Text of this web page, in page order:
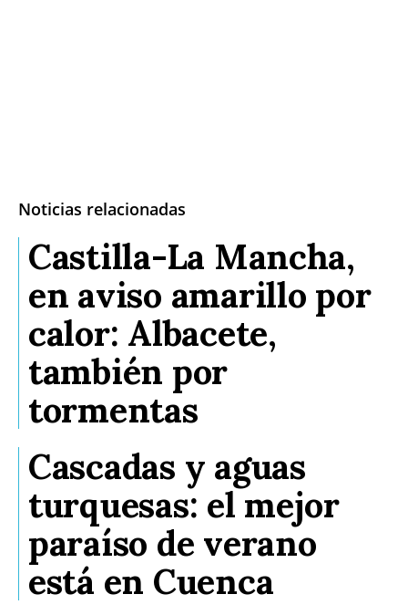
Noticias relacionadas
Castilla-La Mancha,
en aviso amarillo por
calor: Albacete,
también por
tormentas
Cascadas y aguas
turquesas: el mejor
paraíso de verano
está en Cuenca